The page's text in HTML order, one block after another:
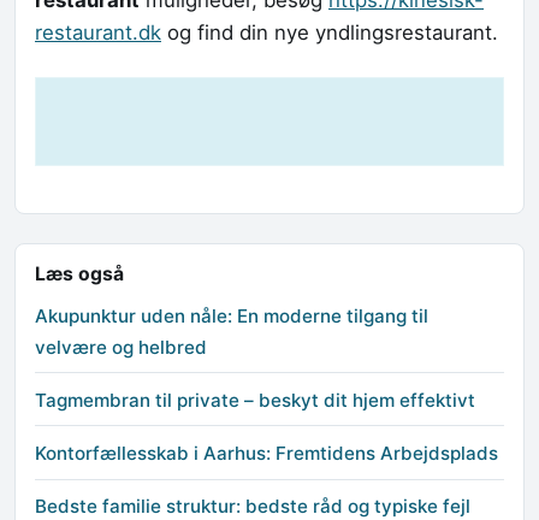
restaurant.dk og find din nye yndlingsrestaurant.
Læs også
Akupunktur uden nåle: En moderne tilgang til
velvære og helbred
Tagmembran til private – beskyt dit hjem effektivt
Kontorfællesskab i Aarhus: Fremtidens Arbejdsplads
Bedste familie struktur: bedste råd og typiske fejl